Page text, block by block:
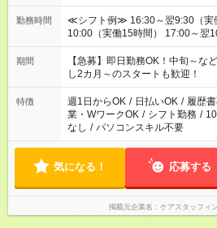
勤務時間
≪シフト例≫ 16:30～翌9:30（実
10:00（実働15時間） 17:00～翌
期間
【急募】即日勤務OK！中旬～
し2カ月～のスタートも歓迎！
特徴 週1日からOK / 日払いOK / 履歴
業・WワークOK / シフト勤務 /
なし / パソコンスキル不要
気になる！ 応募する
掲載元企業名 ケアスタッフィ